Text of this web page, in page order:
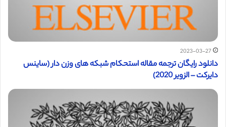
2023-03-27
دانلود رایگان ترجمه مقاله استحکام شبکه های وزن دار (ساینس
دایرکت – الزویر 2020)